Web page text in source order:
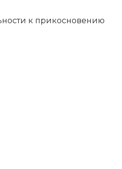
к прикосновению